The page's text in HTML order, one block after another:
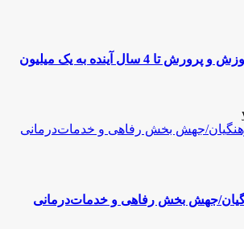
شمار بازنشستگان آموزش و پرورش تا 4 سال آینده به یک میلیون
جهش بخش رفاهی و خدمات‌درمانی